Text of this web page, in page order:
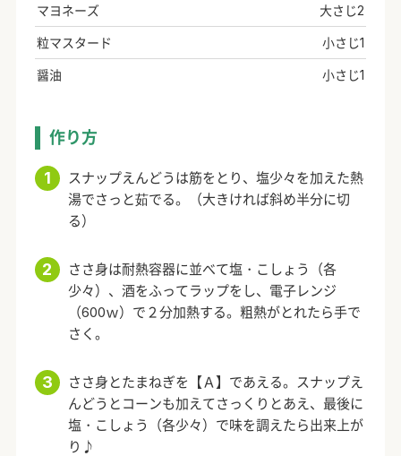
マヨネーズ 大さじ2
粒マスタード 小さじ1
醤油 小さじ1
作り方
スナップえんどうは筋をとり、塩少々を加えた熱
湯でさっと茹でる。（大きければ斜め半分に切
る）
ささ身は耐熱容器に並べて塩・こしょう（各
少々）、酒をふってラップをし、電子レンジ
（600ｗ）で２分加熱する。粗熱がとれたら手で
さく。
ささ身とたまねぎを【Ａ】であえる。スナップえ
んどうとコーンも加えてさっくりとあえ、最後に
塩・こしょう（各少々）で味を調えたら出来上が
り♪